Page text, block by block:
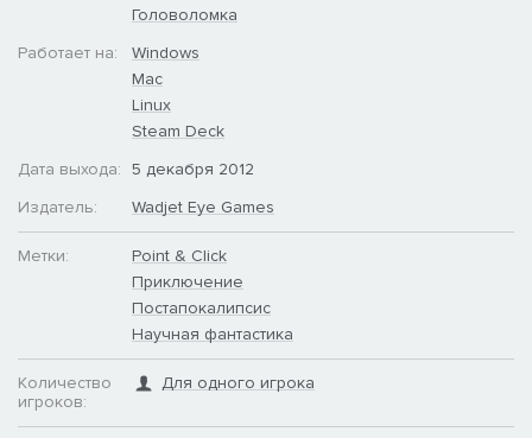
Головоломка
Работает на:
Windows
Mac
Linux
Steam Deck
Дата выхода: 5 декабря 2012
Издатель:
Wadjet Eye Games
Метки:
Point & Click
Приключение
Постапокалипсис
Научная фантастика
Количество
игроков:
Для одного игрока